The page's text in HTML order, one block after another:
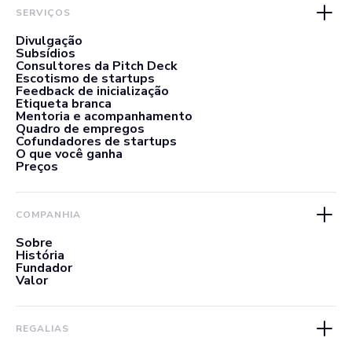
SERVIÇOS
Divulgação
Subsídios
Consultores da Pitch Deck
Escotismo de startups
Feedback de inicialização
Etiqueta branca
Mentoria e acompanhamento
Quadro de empregos
Cofundadores de startups
O que você ganha
Preços
COMPANHIA
Sobre
História
Fundador
Valor
REGALIAS